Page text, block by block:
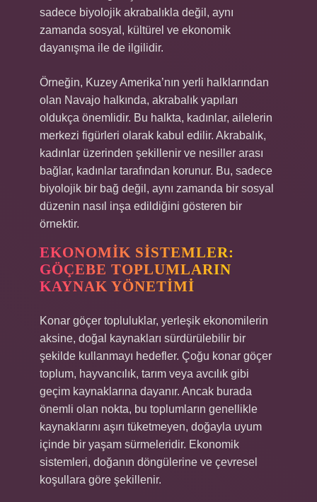
sadece biyolojik akrabalıkla değil, aynı
zamanda sosyal, kültürel ve ekonomik
dayanışma ile de ilgilidir.
Örneğin, Kuzey Amerika’nın yerli halklarından
olan Navajo halkında, akrabalık yapıları
oldukça önemlidir. Bu halkta, kadınlar, ailelerin
merkezi figürleri olarak kabul edilir. Akrabalık,
kadınlar üzerinden şekillenir ve nesiller arası
bağlar, kadınlar tarafından korunur. Bu, sadece
biyolojik bir bağ değil, aynı zamanda bir sosyal
düzenin nasıl inşa edildiğini gösteren bir
örnektir.
EKONOMIK SISTEMLER:
GÖÇEBE TOPLUMLARIN
KAYNAK YÖNETIMI
Konar göçer topluluklar, yerleşik ekonomilerin
aksine, doğal kaynakları sürdürülebilir bir
şekilde kullanmayı hedefler. Çoğu konar göçer
toplum, hayvancılık, tarım veya avcılık gibi
geçim kaynaklarına dayanır. Ancak burada
önemli olan nokta, bu toplumların genellikle
kaynaklarını aşırı tüketmeyen, doğayla uyum
içinde bir yaşam sürmeleridir. Ekonomik
sistemleri, doğanın döngülerine ve çevresel
koşullara göre şekillenir.